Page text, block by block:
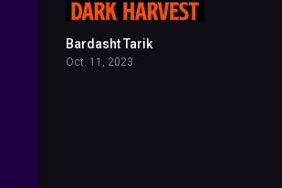
Bardasht Tarik
Oct. 11, 2023